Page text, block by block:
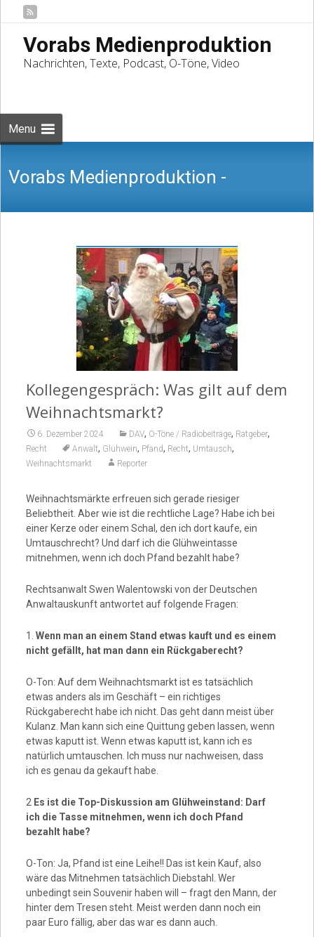
Vorabs Medienproduktion
Nachrichten, Texte, Podcast, O-Töne, Video
Menu
Vorabs Medienproduktion -
Nachrichten, Texte, Podcast, O-Töne,
Kollegengespräch: Was gilt auf dem
Weihnachtsmarkt?
6. Dezember 2024 DAV, O-Töne / Radiobeiträge, Ratgeber,
Recht Anwalt, Glühwein, Pfand, Recht, Umtausch,
Weihnachtsmarkt Reporter
Weihnachtsmärkte erfreuen sich gerade riesiger
Beliebtheit. Aber wie ist die rechtliche Lage? Habe ich bei
einer Kerze oder einem Schal, den ich dort kaufe, ein
Umtauschrecht? Und darf ich die Glühweintasse
mitnehmen, wenn ich doch Pfand bezahlt habe?
Rechtsanwalt Swen Walentowski von der Deutschen
Anwaltauskunft antwortet auf folgende Fragen:
1. Wenn man an einem Stand etwas kauft und es einem
nicht gefällt, hat man dann ein Rückgaberecht?
O-Ton: Auf dem Weihnachtsmarkt ist es tatsächlich
etwas anders als im Geschäft – ein richtiges
Rückgaberecht habe ich nicht. Das geht dann meist über
Kulanz. Man kann sich eine Quittung geben lassen, wenn
etwas kaputt ist. Wenn etwas kaputt ist, kann ich es
natürlich umtauschen. Ich muss nur nachweisen, dass
ich es genau da gekauft habe.
2 Es ist die Top-Diskussion am Glühweinstand: Darf
ich die Tasse mitnehmen, wenn ich doch Pfand
bezahlt habe?
O-Ton: Ja, Pfand ist eine Leihe!! Das ist kein Kauf, also
wäre das Mitnehmen tatsächlich Diebstahl. Wer
unbedingt sein Souvenir haben will – fragt den Mann, der
hinter dem Tresen steht. Meist werden dann noch ein
paar Euro fällig, aber das war es dann auch.